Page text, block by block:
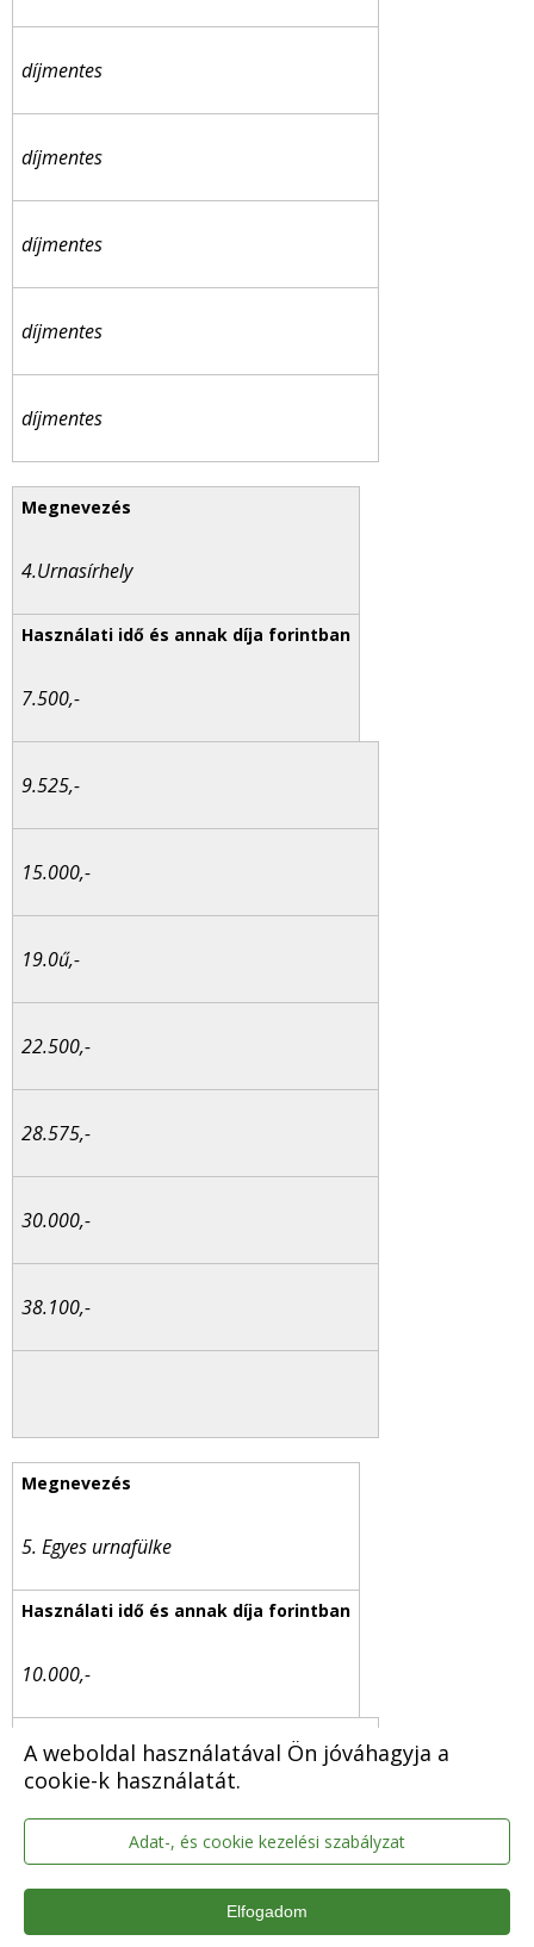
A weboldal használatával Ön jóváhagyja a
cookie-k használatát.
Adat-, és cookie kezelési szabályzat
Elfogadom
díjmentes
díjmentes
díjmentes
díjmentes
díjmentes
4.Urnasírhely
7.500,-
9.525,-
15.000,-
19.0ű,-
22.500,-
28.575,-
30.000,-
38.100,-
5. Egyes urnafülke
10.000,-
12.700,-
25.400,-